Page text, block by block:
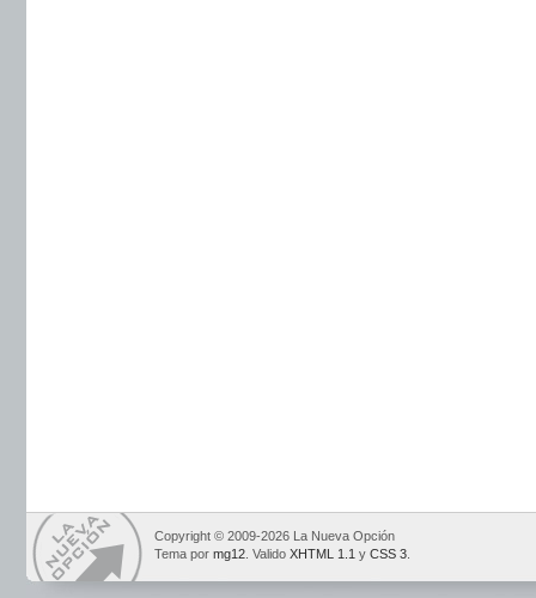
Copyright © 2009-2026 La Nueva Opción
Tema por mg12 . Valido XHTML 1.1 y CSS 3